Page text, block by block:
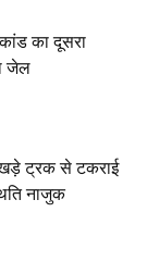
कांड का दूसरा
जेल
खड़े ट्रक से टकराई
नाजुक